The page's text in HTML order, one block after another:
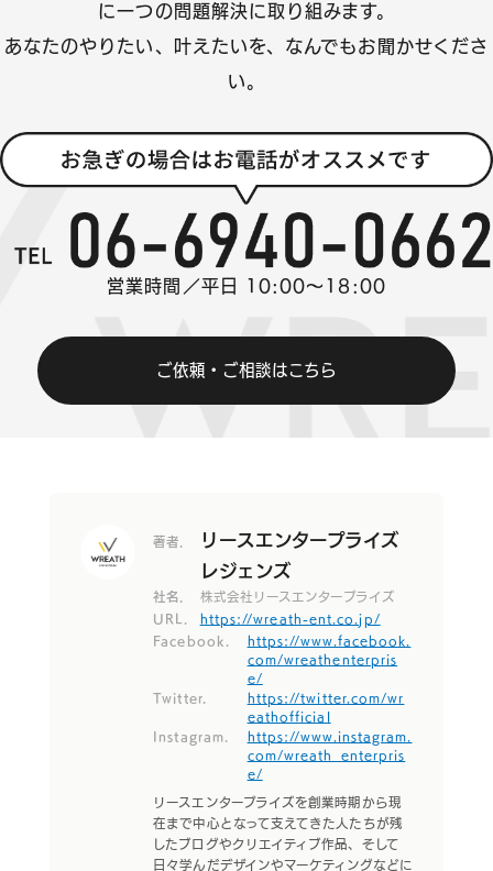
に一つの問題解決に取り組みます。
あなたのやりたい、叶えたいを、なんでもお聞かせくださ
い。
営業時間／平日 10:00～18:00
ご依頼・ご相談はこちら
著者.
リースエンタープライズ
レジェンズ
社名.
株式会社リースエンタープライズ
URL.
https://wreath-ent.co.jp/
Facebook.
https://www.facebook.
com/wreathenterpris
e/
Twitter.
https://twitter.com/wr
eathofficial
Instagram.
https://www.instagram.
com/wreath_enterpris
e/
リースエンタープライズを創業時期から現
在まで中心となって支えてきた人たちが残
したブログやクリエイティブ作品、そして
日々学んだデザインやマーケティングなどに